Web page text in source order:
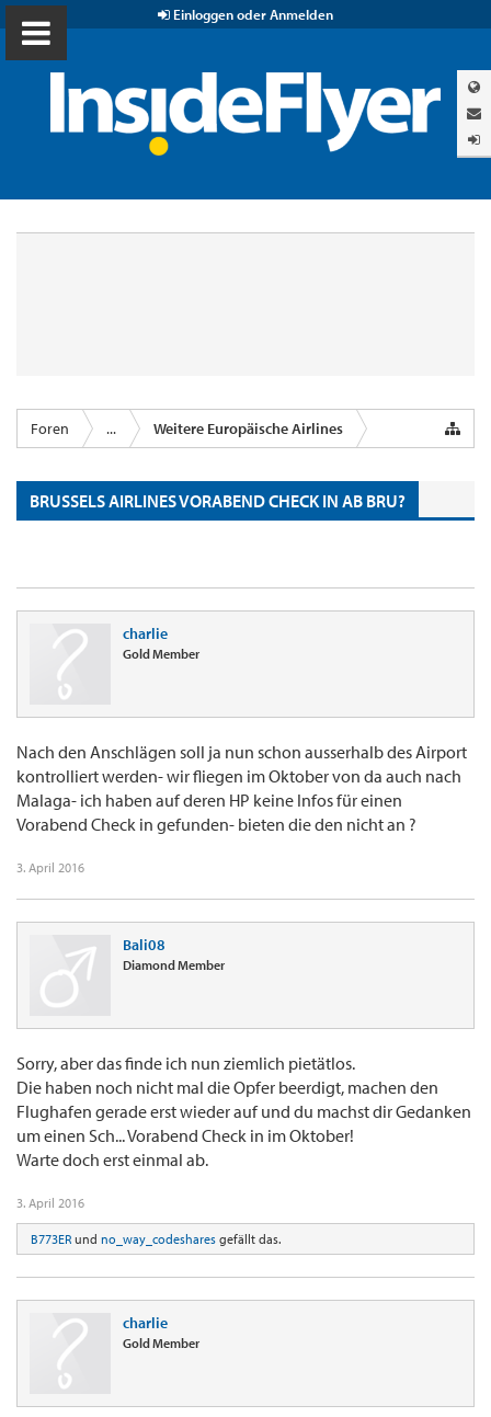
Einloggen oder Anmelden
Foren ... Weitere Europäische Airlines
BRUSSELS AIRLINES VORABEND CHECK IN AB BRU?
charlie
Gold Member
Nach den Anschlägen soll ja nun schon ausserhalb des Airport
kontrolliert werden- wir fliegen im Oktober von da auch nach
Malaga- ich haben auf deren HP keine Infos für einen
Vorabend Check in gefunden- bieten die den nicht an ?
3. April 2016
Bali08
Diamond Member
Sorry, aber das finde ich nun ziemlich pietätlos.
Die haben noch nicht mal die Opfer beerdigt, machen den
Flughafen gerade erst wieder auf und du machst dir Gedanken
um einen Sch... Vorabend Check in im Oktober!
Warte doch erst einmal ab.
3. April 2016
B773ER und no_way_codeshares gefällt das.
charlie
Gold Member